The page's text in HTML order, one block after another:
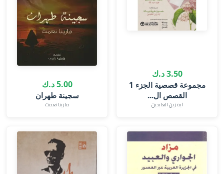
3.50 د.ك
‎مجموعة قصصية الجزء 1
القصص ال...
آية زين العابدين
5.00 د.ك
سجينة طهران
مارينا نعمت